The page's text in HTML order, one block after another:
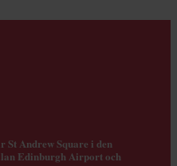
St Andrew Square i den
Edinburgh Airport och